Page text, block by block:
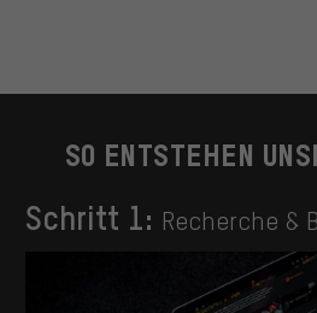
SO ENTSTEHEN
Schritt 1: Recherche &